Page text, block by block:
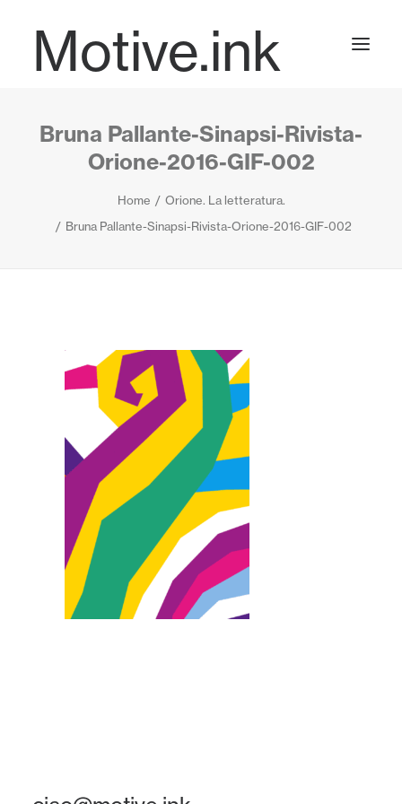
Motive.ink
Projects
Journal
Bruna Pallante-Sinapsi-Rivista-
Orione-2016-GIF-002
Home
Orione. La letteratura.
Bruna Pallante-Sinapsi-Rivista-Orione-2016-GIF-002